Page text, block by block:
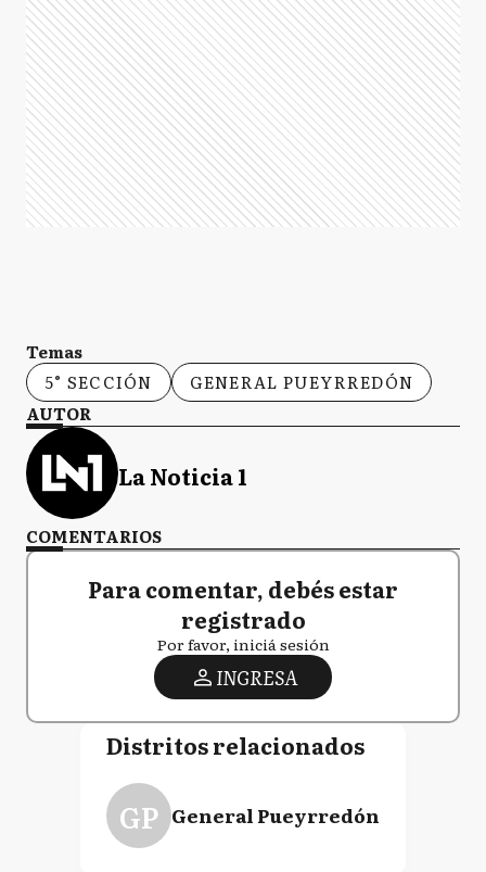
Temas
5° SECCIÓN
GENERAL PUEYRREDÓN
AUTOR
La Noticia 1
COMENTARIOS
Para comentar, debés estar
registrado
Por favor, iniciá sesión
INGRESA
Distritos relacionados
GP General Pueyrredón